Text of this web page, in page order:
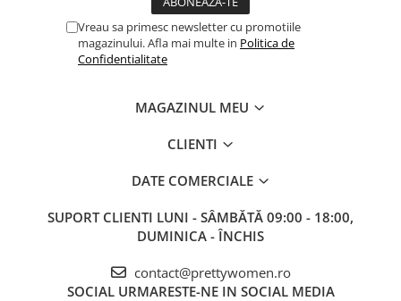
Vreau sa primesc newsletter cu promotiile
magazinului. Afla mai multe in Politica de
Confidentialitate
MAGAZINUL MEU
CLIENTI
DATE COMERCIALE
SUPORT CLIENTI LUNI - SÂMBĂTĂ 09:00 - 18:00,
DUMINICA - ÎNCHIS
contact@prettywomen.ro
SOCIAL URMARESTE-NE IN SOCIAL MEDIA